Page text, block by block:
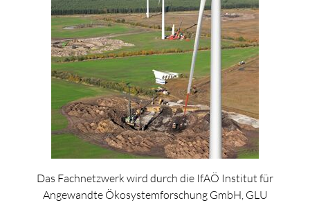
Das Fachnetzwerk wird durch die IfAÖ Institut für
Angewandte Ökosystemforschung GmbH, GLU